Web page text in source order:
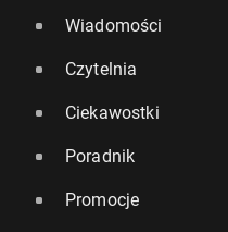
Wiadomości
Czytelnia
Ciekawostki
Poradnik
Promocje